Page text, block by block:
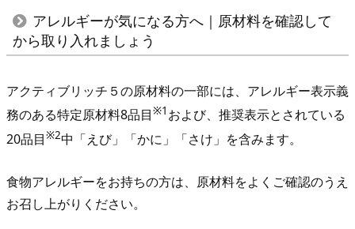
ー
が
気
に
な
方
｜
原
アレルギーが気になる方へ｜原材料を確認して
から取り入れましょう
アクティブリッチ５の原材料の一部には、アレルギー表示義
務のある特定原材料8品目※1 および、推奨表示とされている
20品目※2中「えび」「かに」「さけ」を含みます。
食物アレルギーをお持ちの方は、原材料をよくご確認のうえ
お召し上がりください。